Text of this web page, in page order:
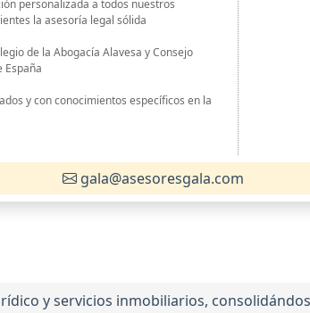
personalizada a todos nuestros
la asesoría legal sólida
de la Abogacía Alavesa y Consejo
España
y con conocimientos específicos en la
gala@asesoresgala.com
y servicios inmobiliarios,